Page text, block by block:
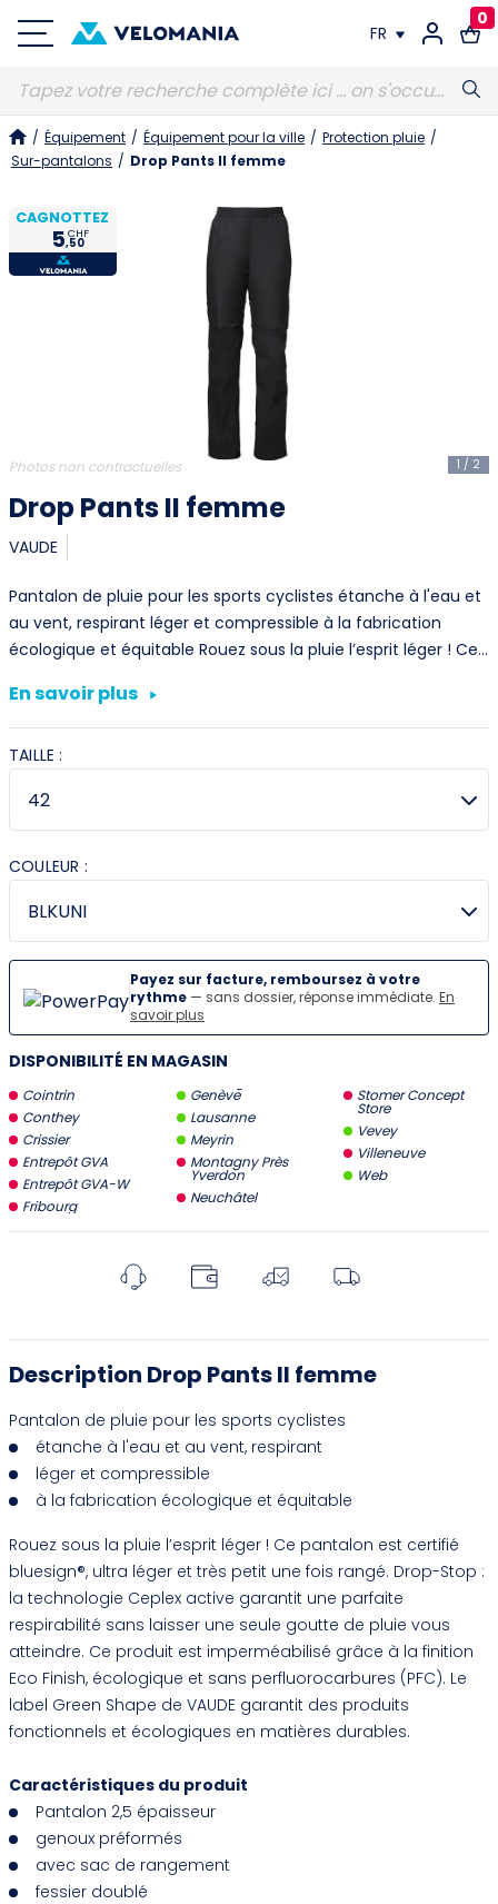
FR
FR
DE
0
/ Équipement / Équipement pour la ville / Protection pluie /
Sur-pantalons / Drop Pants II femme
CAGNOTTEZ
5,50
CHF
1 / 2
Photos non contractuelles
Drop Pants II femme
VAUDE
Pantalon de pluie pour les sports cyclistes étanche à l'eau et
au vent, respirant léger et compressible à la fabrication
écologique et équitable Rouez sous la pluie l’esprit léger ! Ce…
En savoir plus
TAILLE :
COULEUR :
Payez sur facture, remboursez à votre
rythme — sans dossier, réponse immédiate. En
savoir plus
DISPONIBILITÉ EN MAGASIN
Cointrin
Conthey
Crissier
Entrepôt GVA
Entrepôt GVA-W
Fribourg
Genève
Lausanne
Meyrin
Montagny Près
Yverdon
Neuchâtel
Stomer Concept
Store
Vevey
Villeneuve
Web
Description Drop Pants II femme
Pantalon de pluie pour les sports cyclistes
étanche à l'eau et au vent, respirant
léger et compressible
à la fabrication écologique et équitable
Rouez sous la pluie l’esprit léger ! Ce pantalon est certifié
bluesign®, ultra léger et très petit une fois rangé. Drop-Stop :
la technologie Ceplex active garantit une parfaite
respirabilité sans laisser une seule goutte de pluie vous
atteindre. Ce produit est imperméabilisé grâce à la finition
Eco Finish, écologique et sans perfluorocarbures (PFC). Le
label Green Shape de VAUDE garantit des produits
fonctionnels et écologiques en matières durables.
Caractéristiques du produit
Pantalon 2,5 épaisseur
genoux préformés
avec sac de rangement
fessier doublé